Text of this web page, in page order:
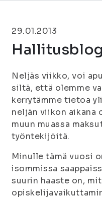
29.01.2013
Neljäs viikko, voi
siltä, että olemme
kerrytämme tietoa
neljän viikon aikana
muun muassa
työntekijöitä.
Minulle tämä vuosi
isommissa
suurin haaste on,